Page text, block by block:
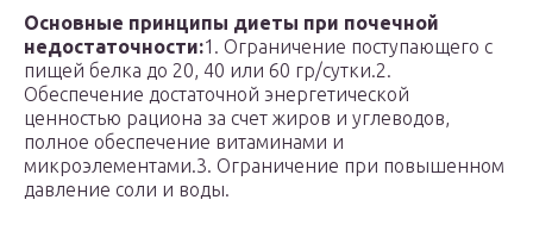
Основные принципы диеты при почечной
недостаточности:1. Ограничение поступающего с
пищей белка до 20, 40 или 60 гр/сутки.2.
Обеспечение достаточной энергетической
ценностью рациона за счет жиров и углеводов,
полное обеспечение витаминами и
микроэлементами.3. Ограничение при повышенном
давление соли и воды.